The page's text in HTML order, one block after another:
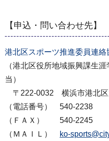
【申込・問い合わせ先】
港北区スポーツ推進委員連絡
（港北区役所地域振興課生
当）
〒222-0032 横浜市港北区
（電話番号） 540-2238
（ＦＡＸ） 540-2245
（ＭＡＩＬ）
ko-